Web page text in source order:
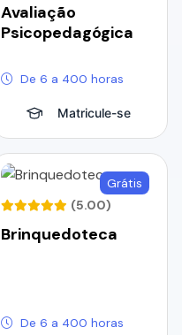
Avaliação
Psicopedagógica
De 6 a 400 horas
Matricule-se
Grátis
(5.00)
Brinquedoteca
De 6 a 400 horas